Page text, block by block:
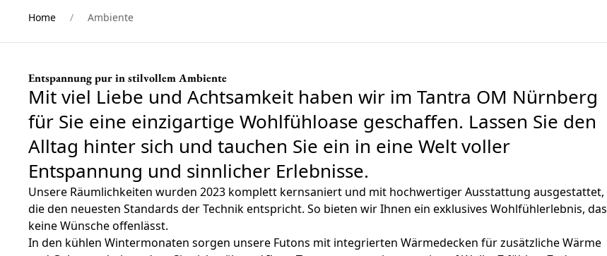
Home Ambiente
Entspannung pur in stilvollem Ambiente
Mit viel Liebe und Achtsamkeit haben wir im Tantra OM Nürnberg
für Sie eine einzigartige Wohlfühloase geschaffen. Lassen Sie den
Alltag hinter sich und tauchen Sie ein in eine Welt voller
Entspannung und sinnlicher Erlebnisse.
Unsere Räumlichkeiten wurden 2023 komplett kernsaniert und mit hochwertiger Ausstattung ausgestattet,
die den neuesten Standards der Technik entspricht. So bieten wir Ihnen ein exklusives Wohlfühlerlebnis, das
keine Wünsche offenlässt.
In den kühlen Wintermonaten sorgen unsere Futons mit integrierten Wärmedecken für zusätzliche Wärme